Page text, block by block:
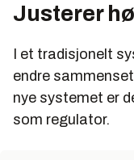
Justerer
I et tradisjonelt
endre
nye systemet er
som regulator.